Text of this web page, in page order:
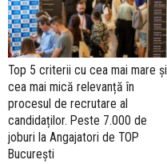
Top 5 criterii cu cea mai mare și
cea mai mică relevanță în
procesul de recrutare al
candidaților. Peste 7.000 de
joburi la Angajatori de TOP
București